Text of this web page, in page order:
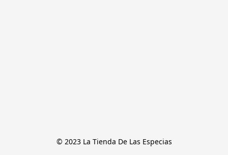
© 2023 La Tienda De Las Especias